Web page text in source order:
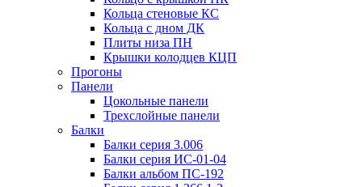
Кольца стеновые КС
Кольца с дном ДК
Плиты низа ПН
Крышки колодцев КЦП
Прогоны
Панели
Цокольные панели
Трехслойные панели
Балки
Балки серия 3.006
Балки серия ИС-01-04
Балки альбом ПС-192